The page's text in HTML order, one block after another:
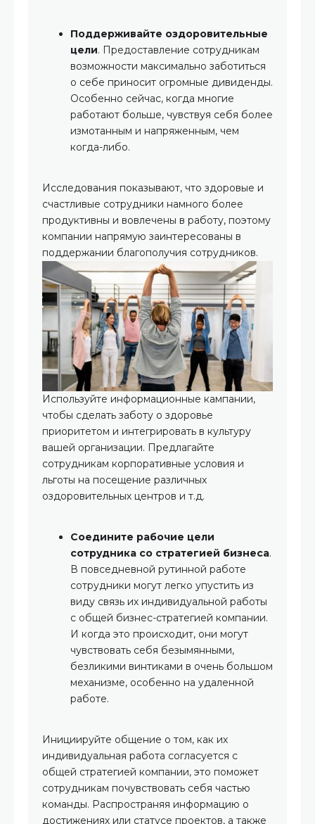
Поддерживайте оздоровительные
цели. Предоставление сотрудникам
возможности максимально заботиться
о себе приносит огромные дивиденды.
Особенно сейчас, когда многие
работают больше, чувствуя себя более
измотанным и напряженным, чем
когда-либо.
Исследования показывают, что здоровые и
счастливые сотрудники намного более
продуктивны и вовлечены в работу, поэтому
компании напрямую заинтересованы в
поддержании благополучия сотрудников.
Используйте информационные кампании,
чтобы сделать заботу о здоровье
приоритетом и интегрировать в культуру
вашей организации. Предлагайте
сотрудникам корпоративные условия и
льготы на посещение различных
оздоровительных центров и т.д.
Соедините рабочие цели
сотрудника со стратегией бизнеса.
В повседневной рутинной работе
сотрудники могут легко упустить из
виду связь их индивидуальной работы
с общей бизнес-стратегией компании.
И когда это происходит, они могут
чувствовать себя безымянными,
безликими винтиками в очень большом
механизме, особенно на удаленной
работе.
Инициируйте общение о том, как их
индивидуальная работа согласуется с
общей стратегией компании, это поможет
сотрудникам почувствовать себя частью
команды. Распространяя информацию о
достижениях или статусе проектов, а также